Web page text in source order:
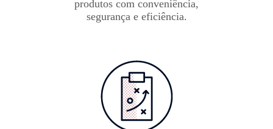
produtos com conveniência,
segurança e eficiência.